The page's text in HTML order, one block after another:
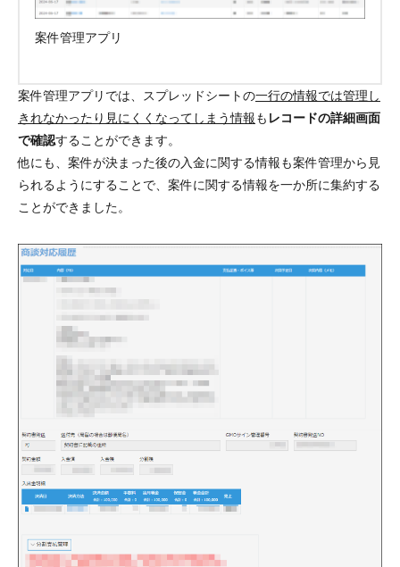
案件管理アプリ
案件管理アプリでは、スプレッドシートの一行の情報では管理し
きれなかったり見にくくなってしまう情報も レコードの詳細画面
で確認することができます。
他にも、案件が決まった後の入金に関する情報も案件管理から見
られるようにすることで、 案件に関する情報を一か所に集約する
ことができました。